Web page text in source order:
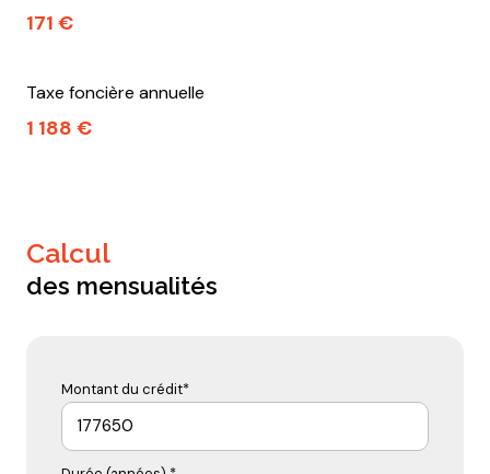
171 €
Taxe foncière annuelle
1 188 €
calcul
des mensualités
Montant du crédit*